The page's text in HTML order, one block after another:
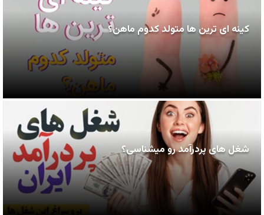
کینه ای ترین ها متولد کدوم ماهن؟
شغل های پردرآمد رو میشناسی؟